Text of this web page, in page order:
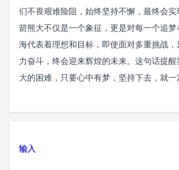
们不畏艰难险阻，始终坚持不懈，最终会实
箭熊大不仅是一个象征，更是对每一个追
海代表着理想和目标，即使面对多重挑战
力奋斗，终会迎来辉煌的未来。这句话提
大的困难，只要心中有梦，坚持下去，就一
输入